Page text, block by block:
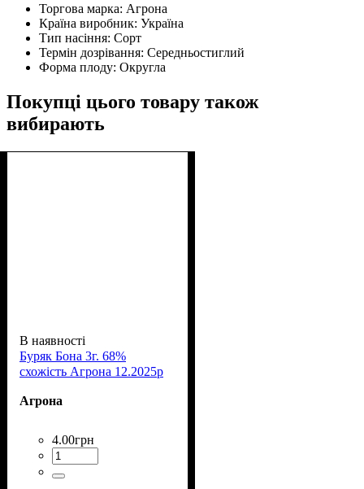
Торгова марка: Агрона
Країна виробник: Україна
Тип насіння: Сорт
Термін дозрівання: Середньостиглий
Форма плоду: Округла
Покупці цього товару також
вибирають
В наявності
Буряк Бона 3г. 68%
схожість Агрона 12.2025р
Агрона
4.00грн